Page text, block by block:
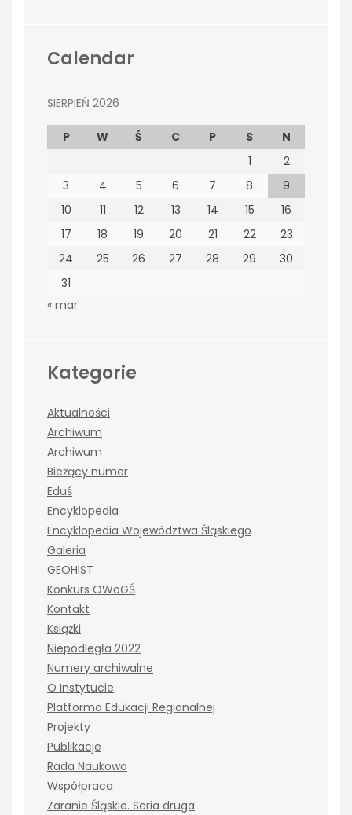
Calendar
SIERPIEŃ 2026
P W Ś C P S
N
1
2
3
4 5 6 7 8
9
10
11 12 13 14 15
16
17
18 19 20 21 22
23
24
25 26 27 28 29
30
31
« mar
Kategorie
Aktualności
Archiwum
Archiwum
Bieżący numer
Eduś
Encyklopedia
Encyklopedia Województwa Śląskiego
Galeria
GEOHIST
Konkurs OWoGŚ
Kontakt
Książki
Niepodległa 2022
Numery archiwalne
O Instytucie
Platforma Edukacji Regionalnej
Projekty
Publikacje
Rada Naukowa
Współpraca
Zaranie Śląskie. Seria druga